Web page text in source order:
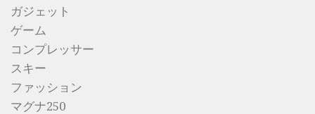
ガジェット
ゲーム
コンプレッサー
スキー
ファッション
マグナ250